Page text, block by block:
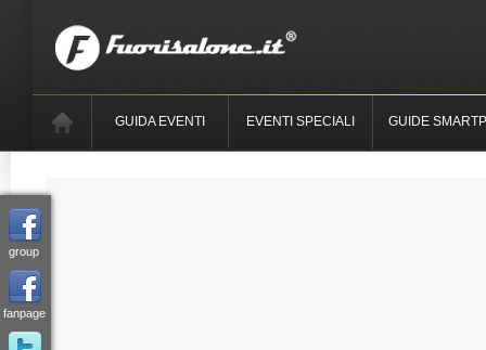
group
fanpage
GUIDA EVENTI EVENTI SPECIALI GUIDE